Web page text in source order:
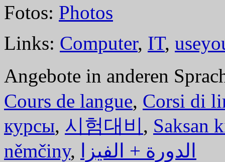
Fotos: Photos
Links: Computer, IT,
Angebote in anderen
Cours de langue, Corsi di
курсы, 시험대비, Saksan
němčiny, الدورة + الفيزا